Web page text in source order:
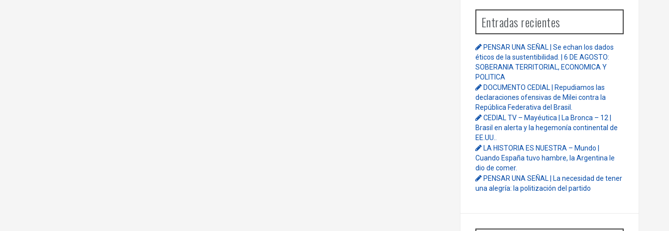
Entradas recientes
PENSAR UNA SEÑAL | Se echan los dados
éticos de la sustentibilidad. | 6 DE AGOSTO:
SOBERANIA TERRITORIAL, ECONOMICA Y
POLITICA
DOCUMENTO CEDIAL | Repudiamos las
declaraciones ofensivas de Milei contra la
República Federativa del Brasil.
CEDIAL TV – Mayéutica | La Bronca – 12 |
Brasil en alerta y la hegemonía continental de
EE.UU..
LA HISTORIA ES NUESTRA – Mundo |
Cuando España tuvo hambre, la Argentina le
dio de comer.
PENSAR UNA SEÑAL | La necesidad de tener
una alegría: la politización del partido